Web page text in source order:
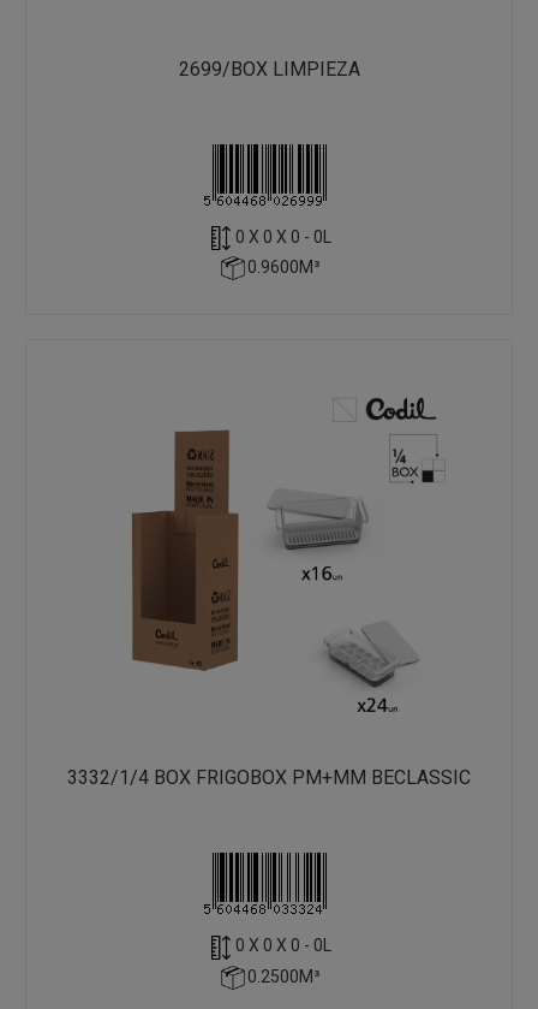
2699/BOX LIMPIEZA
0 X 0 X 0 - 0L
0.9600M³
3332/1/4 BOX FRIGOBOX PM+MM BECLASSIC
0 X 0 X 0 - 0L
0.2500M³